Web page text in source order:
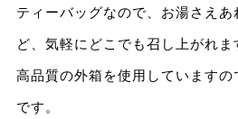
ティーバッグなので、お湯さえ
ど、気軽にどこでも召し上がれま
高品質の外箱を使用しています
です。